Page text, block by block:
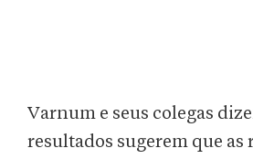
Varnum e seus colegas
resultados sugerem que as